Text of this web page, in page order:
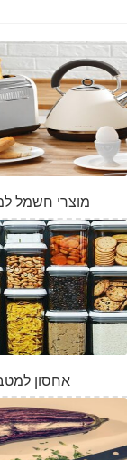
מוצרי חשמל
אחסון